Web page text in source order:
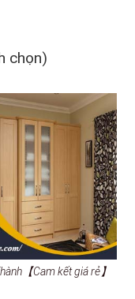
chọn)
【Cam kết giá rẻ】